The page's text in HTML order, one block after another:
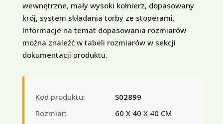
wewnętrzne, mały wysoki kołnierz, dopasowany
krój, system składania torby ze stoperami.
Informacje na temat dopasowania rozmiarów
można znaleźć w tabeli rozmiarów w sekcji
dokumentacji produktu.
Kod produktu:
S02899
Rozmiar:
60 X 40 X 40 CM